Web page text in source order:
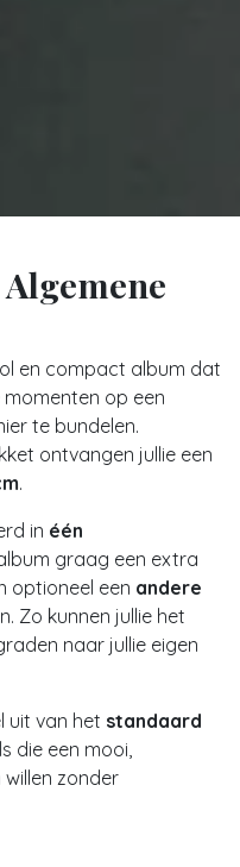
en compact album dat
op een
te bundelen.
ontvangen jullie een
.
in één
graag een extra
optioneel een andere
Zo kunnen jullie het
naar jullie eigen
uit van het standaard
die een mooi,
zonder